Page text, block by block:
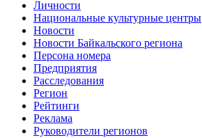
Личности
Национальные культурные центры
Новости
Новости Байкальского региона
Персона номера
Предприятия
Расследования
Регион
Рейтинги
Реклама
Руководители регионов